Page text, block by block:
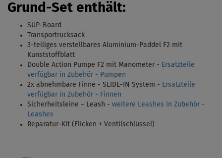
Grund-Set enthält:
SUP-Board
Transportrucksack
3-teiliges verstellbares Aluminium-Paddel F2 mit
Kunststoffblatt
Double Action Pumpe F2 mit Manometer - Ersatzteile
verfügbar in Zubehör - Pumpen
2x abnehmbare Finne - SLIDE-IN System - Ersatzteile
verfügbar in Zubehör - Finnen
Sicherheitsleine – Leash - weitere Leashes in Zubehör -
Leashes
Reparatur-Kit (Flicken + Ventilschlüssel)